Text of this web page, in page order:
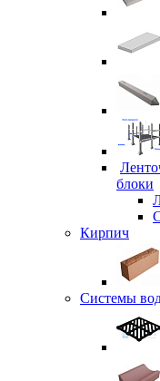
блоки
Кирпич
Системы